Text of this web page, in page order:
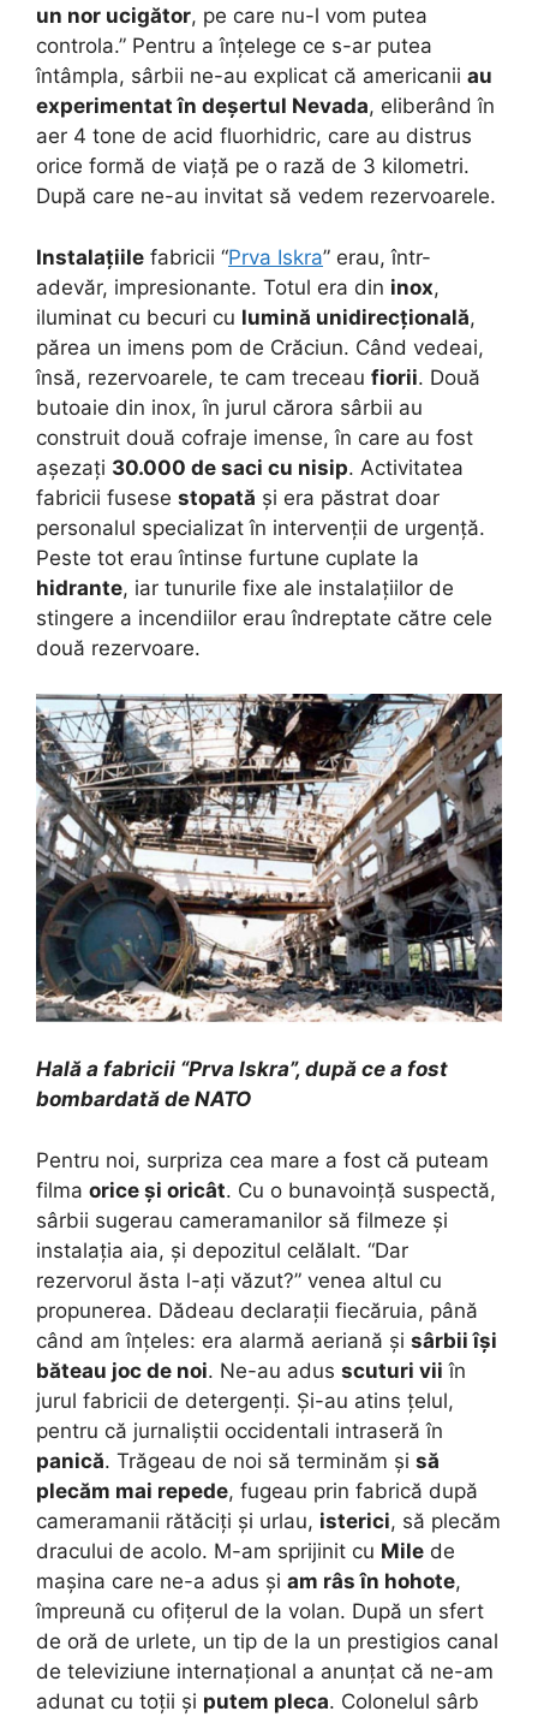
un nor ucigător, pe care nu-l vom putea
controla.” Pentru a înțelege ce s-ar putea
întâmpla, sârbii ne-au explicat că americanii au
experimentat în deșertul Nevada, eliberând în
aer 4 tone de acid fluorhidric, care au distrus
orice formă de viață pe o rază de 3 kilometri.
După care ne-au invitat să vedem rezervoarele.
Instalațiile fabricii “Prva Iskra” erau, într-
adevăr, impresionante. Totul era din inox,
iluminat cu becuri cu lumină unidirecțională,
părea un imens pom de Crăciun. Când vedeai,
însă, rezervoarele, te cam treceau fiorii. Două
butoaie din inox, în jurul cărora sârbii au
construit două cofraje imense, în care au fost
așezați 30.000 de saci cu nisip. Activitatea
fabricii fusese stopată și era păstrat doar
personalul specializat în intervenții de urgență.
Peste tot erau întinse furtune cuplate la
hidrante, iar tunurile fixe ale instalațiilor de
stingere a incendiilor erau îndreptate către cele
două rezervoare.
Hală a fabricii “Prva Iskra”, după ce a fost
bombardată de NATO
Pentru noi, surpriza cea mare a fost că puteam
filma orice și oricât. Cu o bunavoință suspectă,
sârbii sugerau cameramanilor să filmeze și
instalația aia, și depozitul celălalt. “Dar
rezervorul ăsta l-ați văzut?” venea altul cu
propunerea. Dădeau declarații fiecăruia, până
când am înțeles: era alarmă aeriană și sârbii își
băteau joc de noi. Ne-au adus scuturi vii în
jurul fabricii de detergenți. Și-au atins țelul,
pentru că jurnaliștii occidentali intraseră în
panică. Trăgeau de noi să terminăm și să
plecăm mai repede, fugeau prin fabrică după
cameramanii rătăciți și urlau, isterici, să plecăm
dracului de acolo. M-am sprijinit cu Mile de
mașina care ne-a adus și am râs în hohote,
împreună cu ofițerul de la volan. După un sfert
de oră de urlete, un tip de la un prestigios canal
de televiziune internațional a anunțat că ne-am
adunat cu toții și putem pleca. Colonelul sârb